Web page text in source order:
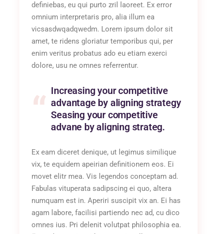
definiebas, eu qui purto zril laoreet. Ex error
omnium interpretaris pro, alia illum ea
vicsasdwqadqwedm. Lorem ipsum dolor sit
amet, te ridens gloriatur temporibus qui, per
enim veritus probatus ado eu etiam exerci
dolore, usu ne omnes referrentur.
Increasing your competitive
advantage by aligning strategy
Seasing your competitive
advane by aligning strateg.
Ex eam diceret denique, ut legimus similique
vix, te equidem apeirian definitionem eos. Ei
movet elitr mea. Vis legendos conceptam ad.
Fabulas vituperata sadipscing ei quo, altera
numquam est in. Aperiri suscipit vix an. Ei has
agam labore, facilisi partiendo nec ad, cu dico
omnes ius. Pri delenit volutpat philosophia ea.